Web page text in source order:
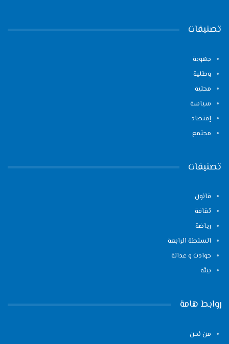
تصنيفات
جهوية
وطنية
محلية
سياسة
إقتصاد
مجتمع
تصنيفات
قانون
ثقافة
رياضة
السلطة الرابعة
حوادث و عدالة
بيئة
روابط هامة
من نحن